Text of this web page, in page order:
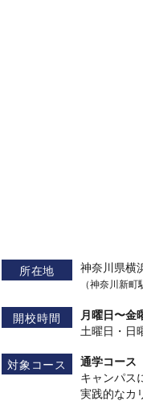
所在地 神奈川県横
（神奈川新
開校時間
月曜日〜
土曜日・日
対象コース
通学コース
キャンパス
実践的なカ